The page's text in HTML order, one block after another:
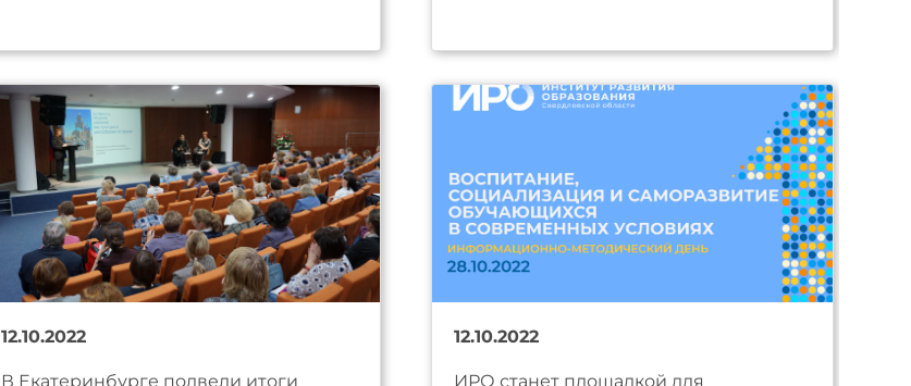
12.10.2022
В Екатеринбурге подвели итоги
12.10.2022
ИРО станет площадкой для